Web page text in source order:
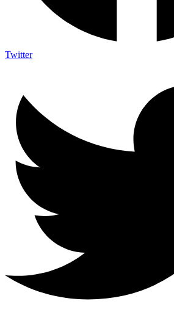
Twitter